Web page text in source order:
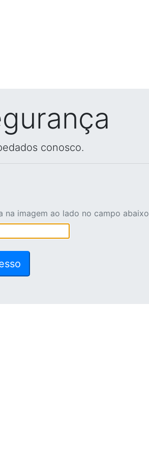
conosco.
na imagem ao lado no campo abaixo